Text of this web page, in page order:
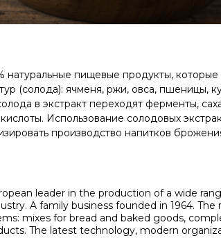
натуральные пищевые продукты, которые
(солода): ячменя, ржи, овса, пшеницы,
в экстракт переходят ферменты,
Использование солодовых
производство напитков
leader in the production of a wide
A family business founded in 1964. The
mixes for bread and baked goods,
The latest technology, modern